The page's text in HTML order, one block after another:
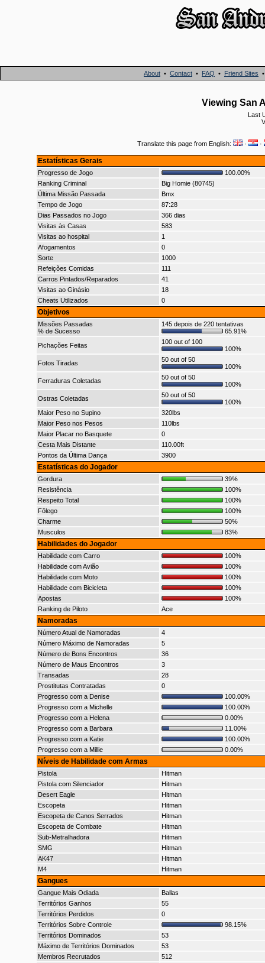
About • Contact • FAQ • Friend Sites
Viewing San
Last
Translate this page from English: · ·
Estatísticas Gerais
Progresso de Jogo
100.00%
Ranking Criminal
Big Homie (80745)
Última Missão Passada
Bmx
Tempo de Jogo
87:28
Dias Passados no Jogo
366 dias
Visitas às Casas
583
Visitas ao hospital
1
Afogamentos
0
Sorte
1000
Refeições Comidas
111
Carros Pintados/Reparados
41
Visitas ao Ginásio
18
Cheats Utilizados
0
Objetivos
Missões Passadas
% de Sucesso
145 depois de 220 tentativas
65.91%
Pichações Feitas
100 out of 100
100%
Fotos Tiradas
50 out of 50
100%
Ferraduras Coletadas
50 out of 50
100%
Ostras Coletadas
50 out of 50
100%
Maior Peso no Supino
320lbs
Maior Peso nos Pesos
110lbs
Maior Placar no Basquete
0
Cesta Mais Distante
110.00ft
Pontos da Última Dança
3900
Estatísticas do Jogador
Gordura
39%
Resistência
100%
Respeito Total
100%
Fôlego
100%
Charme
50%
Musculos
83%
Habilidades do Jogador
Habilidade com Carro
100%
Habilidade com Avião
100%
Habilidade com Moto
100%
Habilidade com Bicicleta
100%
Apostas
100%
Ranking de Piloto
Ace
Namoradas
Número Atual de Namoradas
4
Número Máximo de Namoradas
5
Número de Bons Encontros
36
Número de Maus Encontros
3
Transadas
28
Prostitutas Contratadas
0
Progresso com a Denise
100.00%
Progresso com a Michelle
100.00%
Progresso com a Helena
0.00%
Progresso com a Barbara
11.00%
Progresso com a Katie
100.00%
Progresso com a Millie
0.00%
Níveis de Habilidade com Armas
Pistola
Hitman
Pistola com Silenciador
Hitman
Desert Eagle
Hitman
Escopeta
Hitman
Escopeta de Canos Serrados
Hitman
Escopeta de Combate
Hitman
Sub-Metralhadora
Hitman
SMG
Hitman
AK47
Hitman
M4
Hitman
Gangues
Gangue Mais Odiada
Ballas
Territórios Ganhos
55
Territórios Perdidos
0
Territórios Sobre Controle
98.15%
Territórios Dominados
53
Máximo de Territórios Dominados
53
Membros Recrutados
512